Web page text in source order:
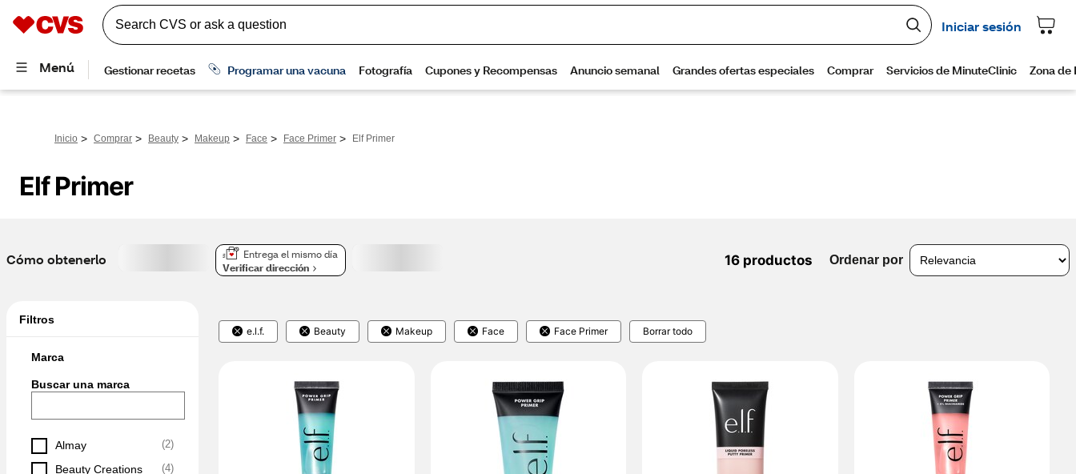
Inicio > Comprar > Beauty > Makeup > Face > Face Primer > Elf Primer
Elf Primer
Cómo obtenerlo
Entrega el mismo día
Verificar dirección
16 productos Ordenar por
Filtros
Marca
Buscar una marca
Almay (2)
Beauty Creations (4)
e.l.f. Beauty Makeup Face Face Primer Borrar todo